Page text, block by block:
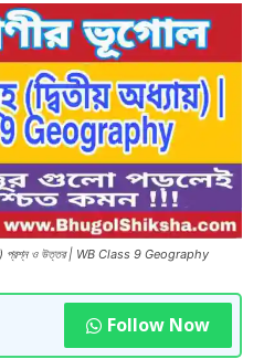
প্রশ্ন ও উত্তর | WB Class 9 Geography
Follow Now